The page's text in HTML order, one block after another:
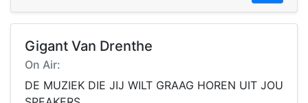
Gigant Van Drenthe
On Air:
DE MUZIEK DIE JIJ WILT GRAAG HOREN UIT JOU